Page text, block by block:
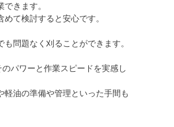
きます。
て検討すると安心です。
問題なく刈ることができます。
パワーと作業スピードを実感し
油の準備や管理といった手間も